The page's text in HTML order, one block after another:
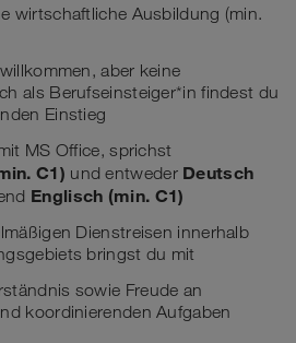
wirtschaftliche Ausbildung (min.
aber keine
als Berufseinsteiger*in findest du
Einstieg
MS Office, sprichst
C1) und entweder Deutsch
Englisch (min. C1)
Dienstreisen innerhalb
bringst du mit
sowie Freude an
koordinierenden Aufgaben